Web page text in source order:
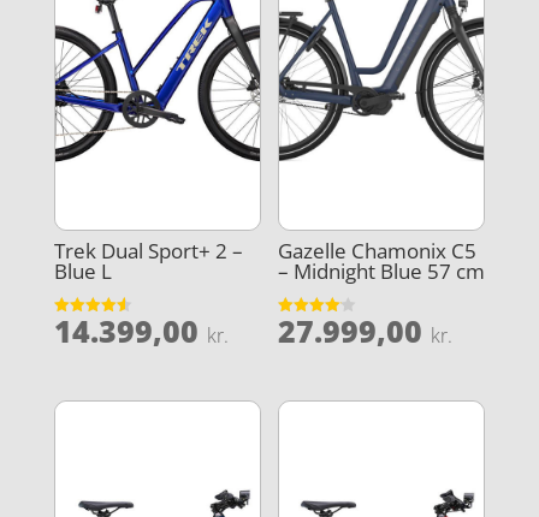
Trek Dual Sport+ 2 –
Blue L
Vurderet
4.6
14.399,00 kr.
Gazelle Chamonix C5
– Midnight Blue 57 cm
Vurderet
4.1
27.999,00 kr.